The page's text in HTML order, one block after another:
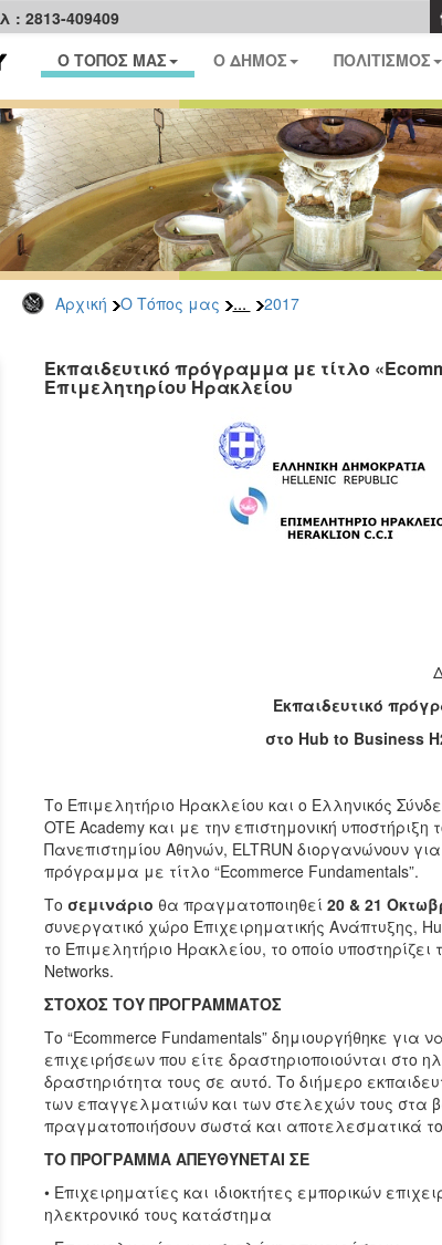
2813-409409
Ο ΤΟΠΟΣ ΜΑΣ Ο ΔΗΜΟΣ ΠΟΛΙΤΙΣΜΟΣ
Αρχική Ο Τόπος μας ... 2017
Εκπαιδευτικό πρόγραμμα με τίτλο
Επιμελητηρίου Ηρακλείου
Eκπαιδευτικό
στο Hub to Business
Το Επιμελητήριο Ηρακλείου και ο Ελληνικός
OTE Academy και με την επιστημονική
Πανεπιστημίου Αθηνών, ELTRUN διοργανώνουν
πρόγραμμα με τίτλο “Ecommerce Fundamentals”.
Το σεμινάριο θα πραγματοποιηθεί 20 & 21
συνεργατικό χώρο Επιχειρηματικής Ανάπτυξης,
το Επιμελητήριο Ηρακλείου, το οποίο
Networks.
ΣΤΟΧΟΣ ΤΟΥ ΠΡΟΓΡΑΜΜΑΤΟΣ
Το “Ecommerce Fundamentals” δημιουργήθηκε
επιχειρήσεων που είτε δραστηριοποιούνται στο
δραστηριότητα τους σε αυτό. Το διήμερο
των επαγγελματιών και των στελεχών τους στα
πραγματοποιήσουν σωστά και αποτελεσματικά
ΤΟ ΠΡΟΓΡΑΜΜΑ ΑΠΕΥΘΥΝΕΤΑΙ ΣΕ
• Επιχειρηματίες και ιδιοκτήτες εμπορικών
ηλεκτρονικό τους κατάστημα